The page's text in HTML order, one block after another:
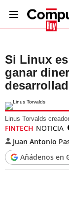
Si Linux
ganar
Linus Torvalds
FINTECH NOTICIA
Juan Antonio
Añádenos en